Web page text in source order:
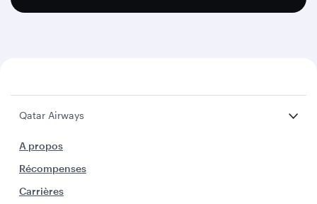
Qatar Airways
A propos
Récompenses
Carrières